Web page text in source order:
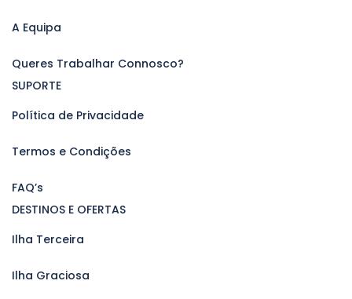
A Equipa
Queres Trabalhar Connosco?
SUPORTE
Política de Privacidade
Termos e Condições
FAQ’s
DESTINOS E OFERTAS
Ilha Terceira
Ilha Graciosa